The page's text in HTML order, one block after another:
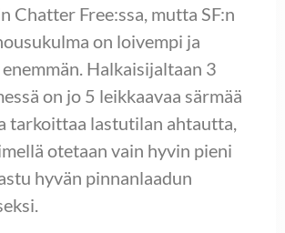
Chatter Free:ssa, mutta SF:n
on loivempi ja
Halkaisijaltaan 3
on jo 5 leikkaavaa särmää
tarkoittaa lastutilan ahtautta,
otetaan vain hyvin pieni
hyvän pinnanlaadun